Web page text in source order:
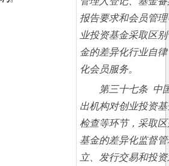
报告要求和会员管
业投资基金采取区
金的差异化行业自
化会员服务。
第三十七条  中
出机构对创业投资
检查等环节，采取
基金的差异化监督
立、发行交易和投